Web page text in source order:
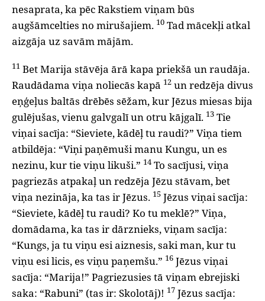
nesaprata, ka pēc Rakstiem viņam būs
augšāmcelties no mirušajiem. 10 Tad mācekļi atkal
aizgāja uz savām mājām.
11 Bet Marija stāvēja ārā kapa priekšā un raudāja.
Raudādama viņa noliecās kapā 12 un redzēja divus
eņģeļus baltās drēbēs sēžam, kur Jēzus miesas bija
gulējušas, vienu galvgalī un otru kājgalī. 13 Tie
viņai sacīja: “Sieviete, kādēļ tu raudi?” Viņa tiem
atbildēja: “Viņi paņēmuši manu Kungu, un es
nezinu, kur tie viņu likuši.” 14 To sacījusi, viņa
pagriezās atpakaļ un redzēja Jēzu stāvam, bet
viņa nezināja, ka tas ir Jēzus. 15 Jēzus viņai sacīja:
“Sieviete, kādēļ tu raudi? Ko tu meklē?” Viņa,
domādama, ka tas ir dārznieks, viņam sacīja:
“Kungs, ja tu viņu esi aiznesis, saki man, kur tu
viņu esi licis, es viņu paņemšu.” 16 Jēzus viņai
sacīja: “Marija!” Pagriezusies tā viņam ebrejiski
saka: “Rabuni” (tas ir: Skolotāj)! 17 Jēzus sacīja: